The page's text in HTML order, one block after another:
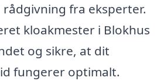
fra eksperter.
kloakmester i Blokhus
og sikre, at dit
fungerer optimalt.